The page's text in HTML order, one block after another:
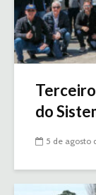
do
5 de agosto